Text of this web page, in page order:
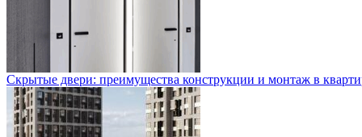
Скрытые двери: преимущества конструкции и монтаж в